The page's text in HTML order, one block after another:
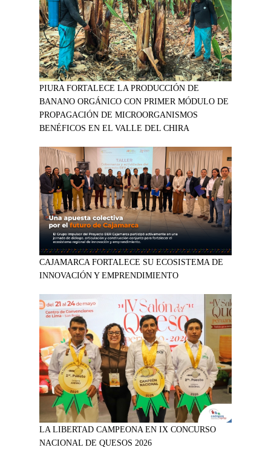
PIURA FORTALECE LA PRODUCCIÓN DE
BANANO ORGÁNICO CON PRIMER MÓDULO DE
PROPAGACIÓN DE MICROORGANISMOS
BENÉFICOS EN EL VALLE DEL CHIRA
CAJAMARCA FORTALECE SU ECOSISTEMA DE
INNOVACIÓN Y EMPRENDIMIENTO
LA LIBERTAD CAMPEONA EN IX CONCURSO
NACIONAL DE QUESOS 2026